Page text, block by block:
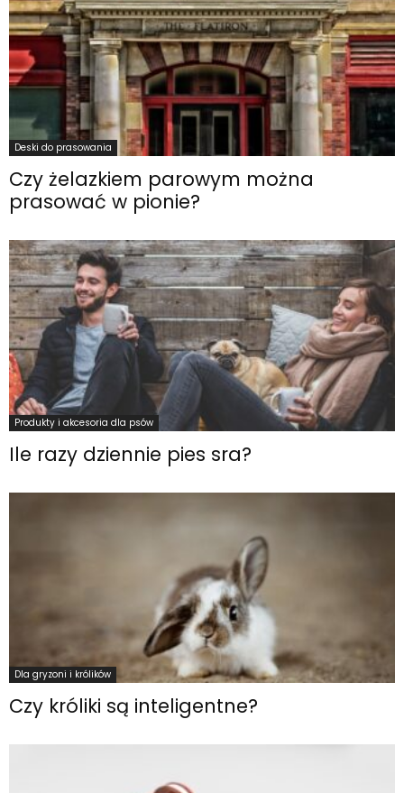
Deski do prasowania
Czy żelazkiem parowym można
prasować w pionie?
Produkty i akcesoria dla psów
Ile razy dziennie pies sra?
Dla gryzoni i królików
Czy króliki są inteligentne?